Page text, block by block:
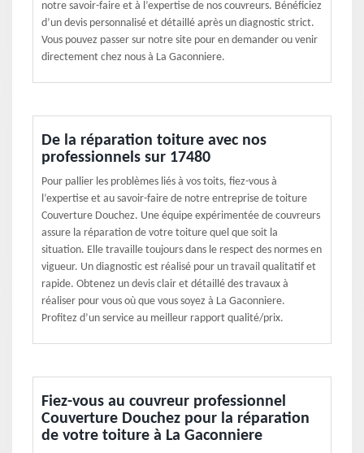
notre savoir-faire et à l’expertise de nos couvreurs. Bénéficiez
d’un devis personnalisé et détaillé après un diagnostic strict.
Vous pouvez passer sur notre site pour en demander ou venir
directement chez nous à La Gaconniere.
De la réparation toiture avec nos
professionnels sur 17480
Pour pallier les problèmes liés à vos toits, fiez-vous à
l’expertise et au savoir-faire de notre entreprise de toiture
Couverture Douchez. Une équipe expérimentée de couvreurs
assure la réparation de votre toiture quel que soit la
situation. Elle travaille toujours dans le respect des normes en
vigueur. Un diagnostic est réalisé pour un travail qualitatif et
rapide. Obtenez un devis clair et détaillé des travaux à
réaliser pour vous où que vous soyez à La Gaconniere.
Profitez d’un service au meilleur rapport qualité/prix.
Fiez-vous au couvreur professionnel
Couverture Douchez pour la réparation
de votre toiture à La Gaconniere